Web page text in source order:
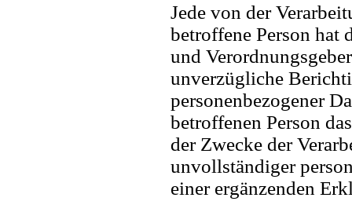
Jede von der
betroffene Person hat
und
unverzügliche
personenbezogener
betroffenen Person
der Zwecke der
unvollständiger
einer ergänzenden